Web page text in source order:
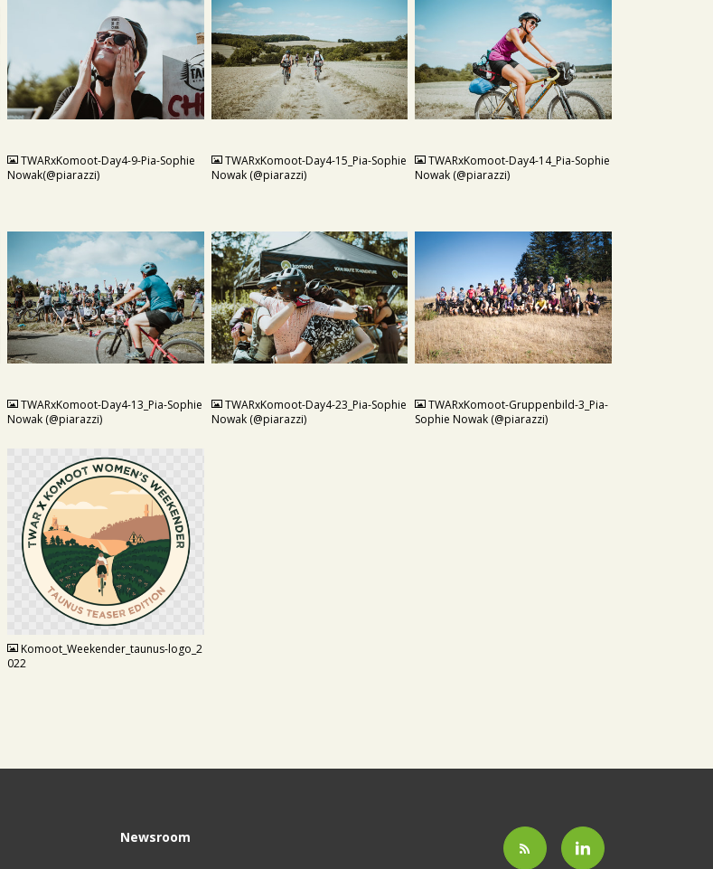
JPG
TWARxKomoot-Day4-9-Pia-Sophie
Nowak(@piarazzi)
JPG
TWARxKomoot-Day4-15_Pia-Sophie
Nowak (@piarazzi)
JPG
TWARxKomoot-Day4-14_Pia-Sophie
Nowak (@piarazzi)
JPG
TWARxKomoot-Day4-13_Pia-Sophie
Nowak (@piarazzi)
JPG
TWARxKomoot-Day4-23_Pia-Sophie
Nowak (@piarazzi)
JPG
TWARxKomoot-Gruppenbild-3_Pia-
Sophie Nowak (@piarazzi)
Komoot_Weekender_taunus-logo_2
022
Newsroom